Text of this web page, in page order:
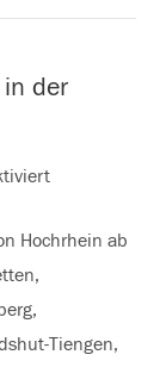
der
für
(m/w/d)
in
Hochrhein ab
Tiengen,